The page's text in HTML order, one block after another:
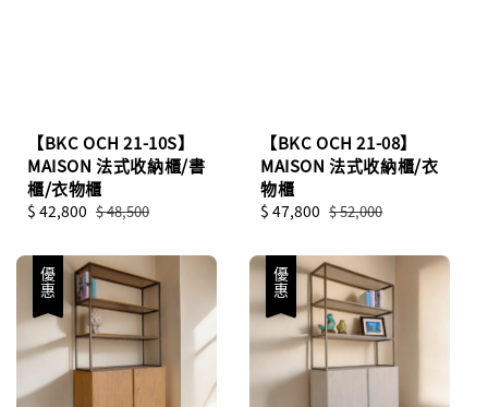
【BKC OCH 21-10S】
MAISON 法式收納櫃/書
櫃/衣物櫃
Sale
$ 42,800 Regular
$ 48,500
【BKC OCH 21-08】
MAISON 法式收納櫃/衣
物櫃
Sale
$ 47,800 Regular
$ 52,000
優惠 優惠